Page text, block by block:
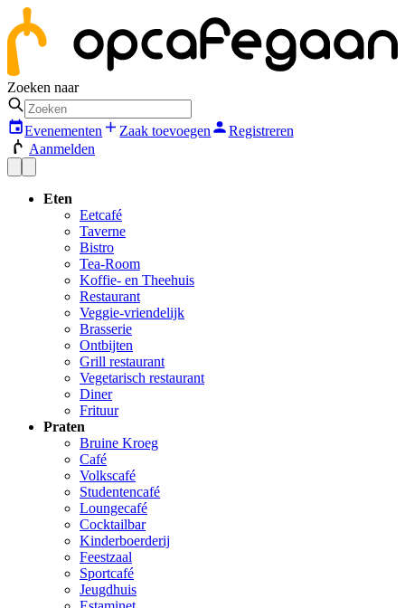
Zoeken naar
Evenementen Zaak toevoegen
Registreren
Aanmelden
Eten
Eetcafé
Taverne
Bistro
Tea-Room
Koffie- en Theehuis
Restaurant
Veggie-vriendelijk
Brasserie
Ontbijten
Grill restaurant
Vegetarisch restaurant
Diner
Frituur
Praten
Bruine Kroeg
Café
Volkscafé
Studentencafé
Loungecafé
Cocktailbar
Kinderboerderij
Feestzaal
Sportcafé
Jeugdhuis